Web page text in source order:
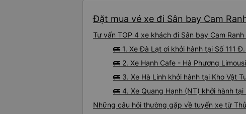
Đặt mua vé xe đi Sân bay Cam
Tư vấn TOP 4 xe khách đi Sân bay Cam
🚌 1. Xe Đà Lạt ơi khởi hành tại Số 111
🚌 2. Xe Hạnh Cafe - Hà Phương
🚌 3. Xe Hà Linh khởi hành tại Kho Vật
🚌 4. Xe Quang Hạnh (NT) khởi hành
Những câu hỏi thường gặp về tuyến xe từ